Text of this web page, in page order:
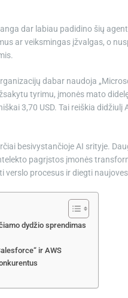
dar labiau padidino šių
ar veiksmingas įžvalgas, o
dabar naudoja
tyrimu, įmonės mato
3,70 USD. Tai reiškia
besivystančioje AI srityje.
pagrįstos įmonės
procesus ir diegti
dydžio sprendimas
ir AWS